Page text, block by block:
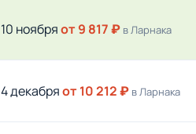
10 ноябряот 9 817 ₽ в Ларнака
4 декабряот 10 212 ₽ в Ларнака